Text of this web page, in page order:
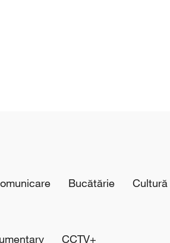
Bucătărie Cultură
CCTV+